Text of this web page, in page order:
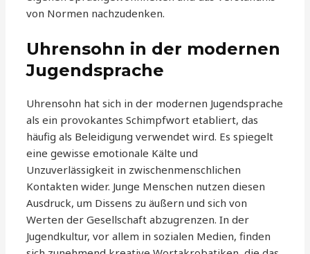
von Normen nachzudenken.
Uhrensohn in der modernen
Jugendsprache
Uhrensohn hat sich in der modernen Jugendsprache
als ein provokantes Schimpfwort etabliert, das
häufig als Beleidigung verwendet wird. Es spiegelt
eine gewisse emotionale Kälte und
Unzuverlässigkeit in zwischenmenschlichen
Kontakten wider. Junge Menschen nutzen diesen
Ausdruck, um Dissens zu äußern und sich von
Werten der Gesellschaft abzugrenzen. In der
Jugendkultur, vor allem in sozialen Medien, finden